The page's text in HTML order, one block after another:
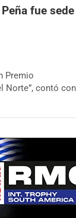
Peña fue sede
Premio
Norte”, contó con